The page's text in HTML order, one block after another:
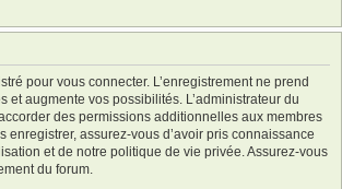
pour vous connecter. L’enregistrement ne prend
et augmente vos possibilités. L’administrateur du
des permissions additionnelles aux membres
enregistrer, assurez-vous d’avoir pris connaissance
et de notre politique de vie privée. Assurez-vous
du forum.